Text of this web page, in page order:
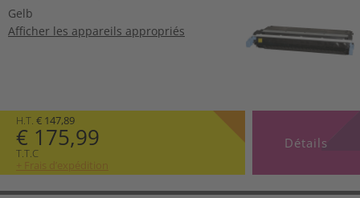
Gelb
Afficher les appareils appropriés
H.T. € 147,89
€ 175,99
T.T.C
+ Frais d’expédition
Détails